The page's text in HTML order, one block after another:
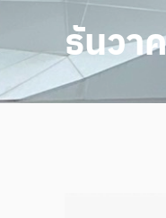
ธันวา